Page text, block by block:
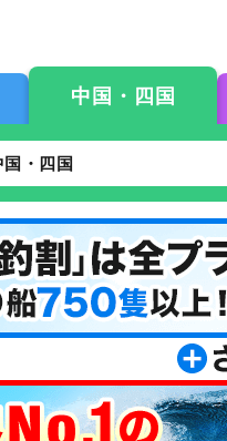
中国・四国
国・四国